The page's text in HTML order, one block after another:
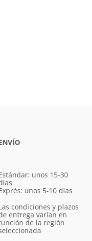
unos 15-30
unos 5-10 días
condiciones y plazos
entrega varían en
de la región